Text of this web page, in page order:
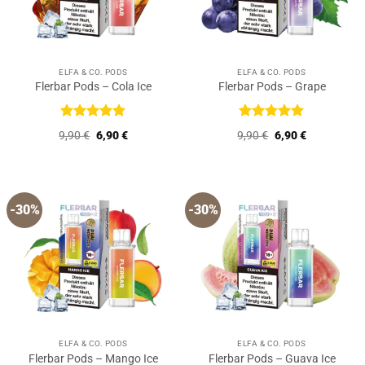
ELFA & CO. PODS
Flerbar Pods – Cola Ice
Bewertet
mit 5 von
9,90€ Ursprünglicher
Preis
6,90€Aktueller
ELFA & CO. PODS
Flerbar Pods – Grape
Bewertet
mit 5 von
9,90€ Ursprünglicher
Preis
6,90€Aktueller
-30%
ELFA & CO. PODS
Flerbar Pods – Mango Ice
-30%
ELFA & CO. PODS
Flerbar Pods – Guava Ice